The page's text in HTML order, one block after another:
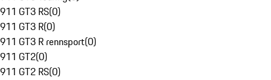
911 GT3 RS(0)
911 GT3 R(0)
911 GT3 R rennsport(0)
911 GT2(0)
911 GT2 RS(0)